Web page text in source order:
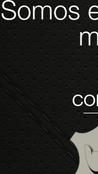
Somos